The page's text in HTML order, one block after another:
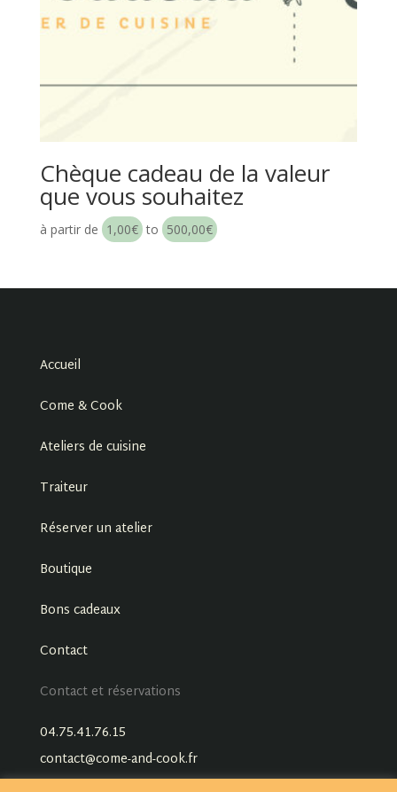
Chèque cadeau de la valeur
que vous souhaitez
à partir de 1,00€ to 500,00€
Accueil
Come & Cook
Ateliers de cuisine
Traiteur
Réserver un atelier
Boutique
Bons cadeaux
Contact
Contact et réservations
04.75.41.76.15
contact@come-and-cook.fr